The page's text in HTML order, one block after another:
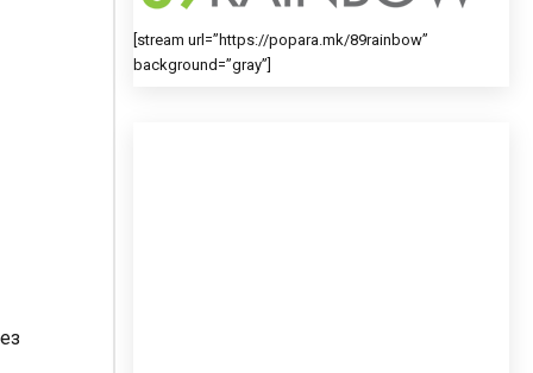
[stream url=”https://popara.mk/89rainbow”
background=”gray”]